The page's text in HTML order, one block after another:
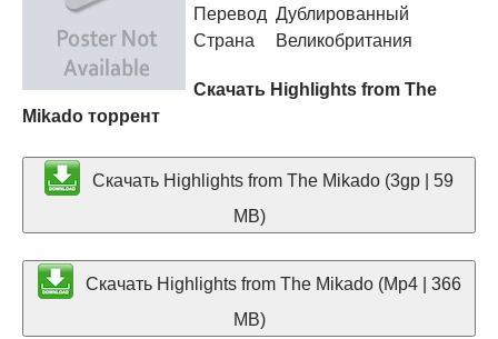
Перевод Дублированный
Страна
Великобритания
Скачать Highlights from The
Mikado торрент
Скачать Highlights from The Mikado (3gp | 59
MB)
Скачать Highlights from The Mikado (Mp4 | 366
MB)